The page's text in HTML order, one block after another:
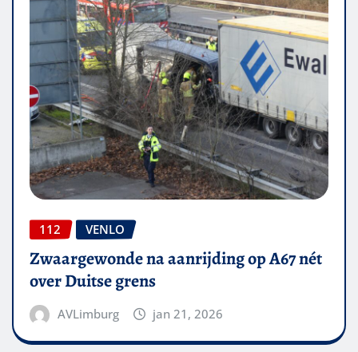
112 VENLO
Zwaargewonde na aanrijding op A67 nét
over Duitse grens
AVLimburg jan 21, 2026